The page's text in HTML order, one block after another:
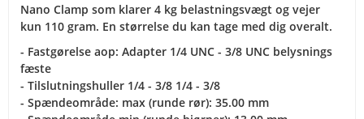
Nano Clamp som klarer 4 kg belastningsvægt og vejer
kun 110 gram. En størrelse du kan tage med dig overalt.
- Fastgørelse aop: Adapter 1/4 UNC - 3/8 UNC belysnings
fæste
- Tilslutningshuller 1/4 - 3/8 1/4 - 3/8
- Spændeområde: max (runde rør): 35.00 mm